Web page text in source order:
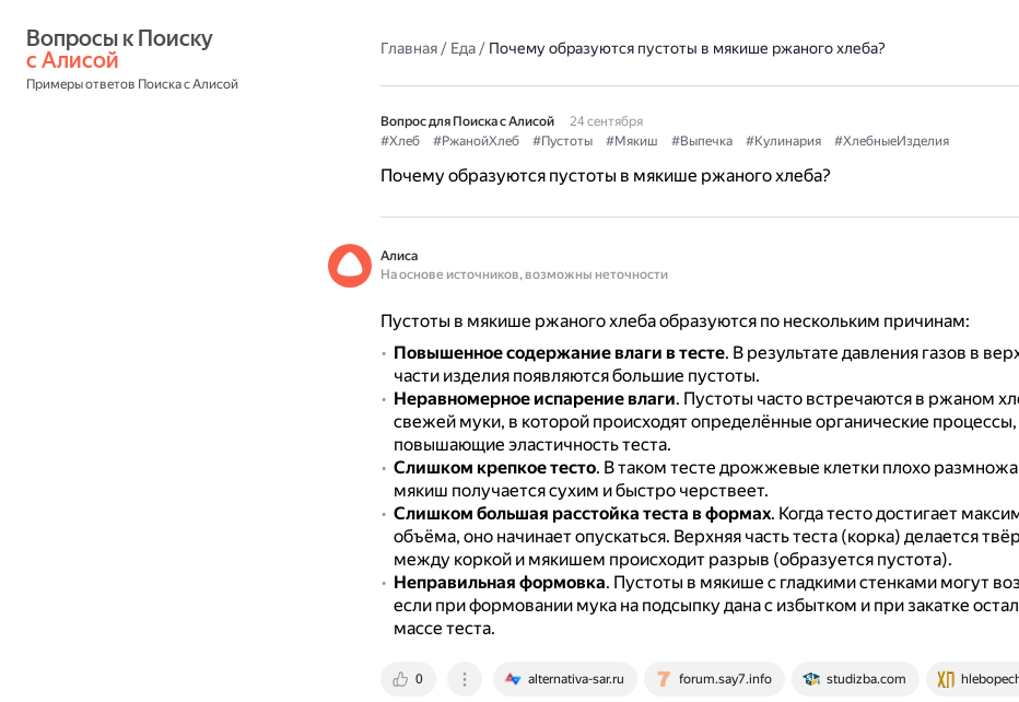
с Алисой
Примеры ответов Поиска с Алисой
Главная/ Еда/ Почему образуются пустоты в мякише ржаного хлеба?
Вопрос для Поиска с Алисой
24 сентября
#Хлеб
#РжанойХлеб #Пустоты #Мякиш #Выпечка #Кулинария #ХлебныеИзделия
Почему образуются пустоты в мякише ржаного хлеба?
Алиса
На основе источников, возможны неточности
Пустоты в мякише ржаного хлеба образуются по нескольким причинам:
Повышенное содержание влаги в тесте. В результате давления газов в
части изделия появляются большие пустоты.
Неравномерное испарение влаги. Пустоты часто встречаются в ржаном
свежей муки, в которой происходят определённые органические процессы,
повышающие эластичность теста.
Слишком крепкое тесто. В таком тесте дрожжевые клетки плохо
мякиш получается сухим и быстро черствеет.
Слишком большая расстойка теста в формах. Когда тесто достигает
объёма, оно начинает опускаться. Верхняя часть теста (корка) делается
между коркой и мякишем происходит разрыв (образуется пустота).
Неправильная формовка. Пустоты в мякише с гладкими стенками могут
если при формовании мука на подсыпку дана с избытком и при закатке
массе теста.
0 alternativa-sar.ru forum.say7.info studizba.com